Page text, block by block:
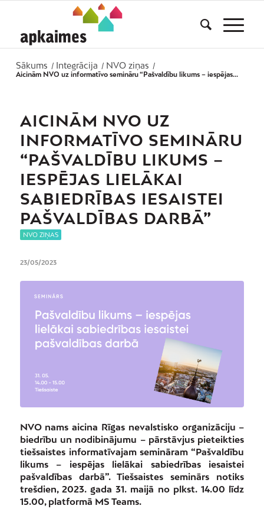
Sākums / Integrācija / NVO ziņas
/
Aicinām NVO uz informatīvo semināru “Pašvaldību likums – iespējas...
AICINĀM NVO UZ
INFORMATĪVO SEMINĀRU
“PAŠVALDĪBU LIKUMS –
IESPĒJAS LIELĀKAI
SABIEDRĪBAS IESAISTEI
PAŠVALDĪBAS DARBĀ”
NVO ZIŅAS
23/05/2023
NVO nams aicina Rīgas nevalstisko organizāciju –
biedrību un nodibinājumu – pārstāvjus pieteikties
tiešsaistes informatīvajam semināram “Pašvaldību
likums – iespējas lielākai sabiedrības iesaistei
pašvaldības darbā”. Tiešsaistes seminārs notiks
trešdien, 2023. gada 31. maijā no plkst. 14.00 līdz
15.00, platformā MS Teams.